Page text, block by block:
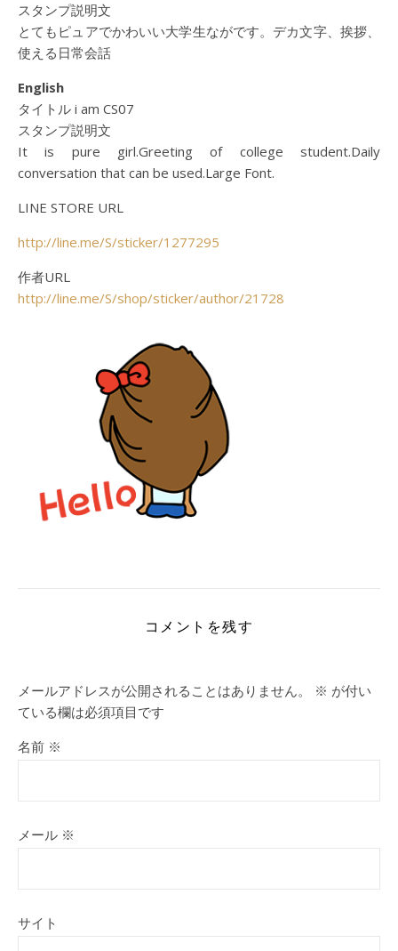
スタンプ説明文
とてもピュアでかわいい大学生ながです。デカ文字、挨拶、
使える日常会話
English
タイトル i am CS07
スタンプ説明文
It is pure girl.Greeting of college student.Daily
conversation that can be used.Large Font.
LINE STORE URL
http://line.me/S/sticker/1277295
作者URL
http://line.me/S/shop/sticker/author/21728
コメントを残す
メールアドレスが公開されることはありません。 ※ が付い
ている欄は必須項目です
名前 ※
メール ※
サイト